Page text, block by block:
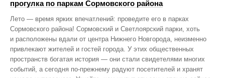
прогулка по паркам Сормовского района
Лето — время ярких впечатлений: проведите его в парках
Сормовского района! Сормовский и Светлоярский парки, хоть
и расположены вдали от центра Нижнего Новгорода, неизменно
привлекают жителей и гостей города. У этих общественных
пространств богатая история — они стали свидетелями многих
событий, а сегодня по‑прежнему радуют посетителей и хранят